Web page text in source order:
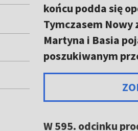
końcu podda się
Tymczasem
Martyna i Basia
poszukiwanym
W 595. odcinku